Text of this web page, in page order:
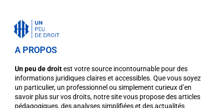
A PROPOS
Un peu de droitest votre source incontournable pour des
informations juridiques claires et accessibles. Que vous soyez
un particulier, un professionnel ou simplement curieux d’en
savoir plus sur vos droits, notre site vous propose des articles
pédagogiques, des analyses simplifiées et des actualités